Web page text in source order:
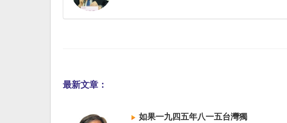
最新文章：
如果一九四五年八一五台灣獨